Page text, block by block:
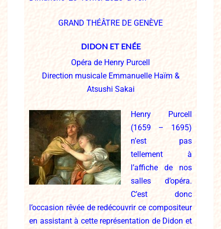
GRAND THÉÂTRE DE GENÈVE
DIDON ET ENÉE
Opéra de Henry Purcell
Direction musicale Emmanuelle Haïm &
Atsushi Sakai
Henry Purcell
(1659 – 1695)
n’est pas
tellement à
l’affiche de nos
salles d’opéra.
C’est donc
l’occasion rêvée de redécouvrir ce compositeur
en assistant à cette représentation de Didon et